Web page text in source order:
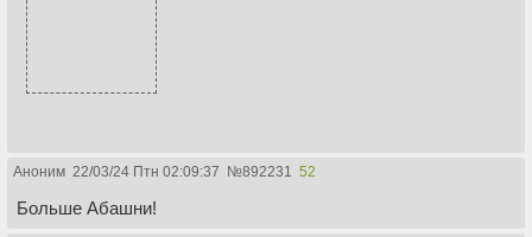
Аноним 22/03/24 Птн 02:09:37 №892231 52
Больше Абашни!